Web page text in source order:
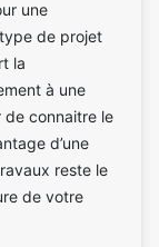
une
de projet
la
à une
de connaitre le
d’une
reste le
de votre